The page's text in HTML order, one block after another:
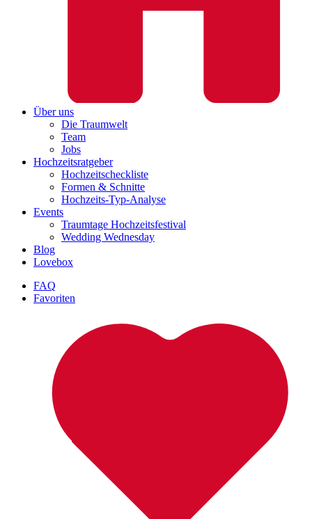
Über uns
Die Traumwelt
Team
Jobs
Hochzeitsratgeber
Hochzeitscheckliste
Formen & Schnitte
Hochzeits-Typ-Analyse
Events
Traumtage Hochzeitsfestival
Wedding Wednesday
Blog
Lovebox
FAQ
Favoriten